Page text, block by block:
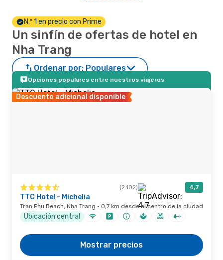
N.º 1 en precio con Prime
Un sinfín de ofertas de hotel en
Nha Trang
Ordenar por: Populares
Opciones populares entre nuestros viajeros
Descuento adicional disponible
(2.102) 4,7
TTC Hotel - Michelia
Tran Phu Beach, Nha Trang · 0,7 km desde el centro de la ciudad
Ubicación central
Mostrar precios